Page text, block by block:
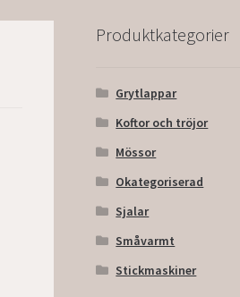
Produktkategorier
Grytlappar
Koftor och tröjor
Mössor
Okategoriserad
Sjalar
Småvarmt
Stickmaskiner